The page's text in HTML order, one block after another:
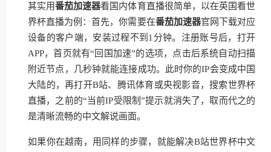
其实用番茄加速器看国内体育直播很简单，以在英国看世
界杯直播为例：首先，你需要在番茄加速器官网下载对应
设备的客户端，安装过程不到1分钟。注册账号后，打开
APP，首页就有“回国加速”的选项，点击后系统自动扫描
附近节点，几秒钟就能连接成功。此时你的IP会变成中国
大陆的，再打开B站、腾讯体育或央视影音，搜索世界杯
直播，之前的“当前IP受限制”提示就消失了，取而代之的
是清晰流畅的中文解说画面。
如果你在越南，用同样的步骤，就能解决B站世界杯中文